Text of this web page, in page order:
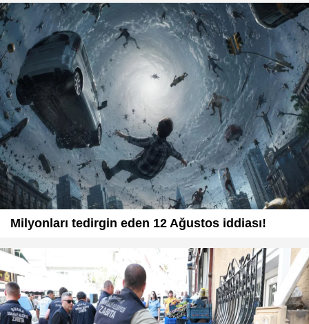
Milyonları tedirgin eden 12 Ağustos iddiası!